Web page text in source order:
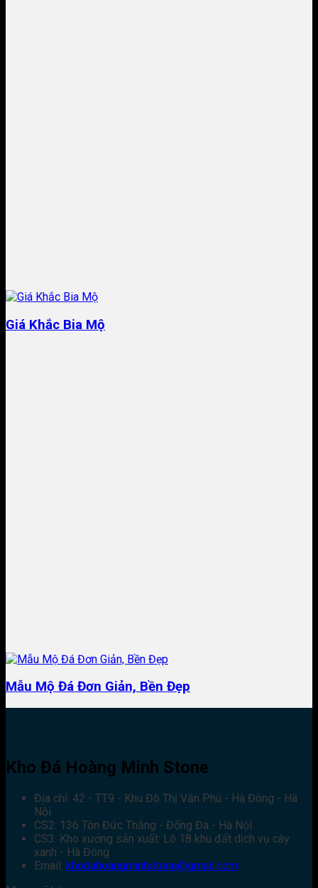
Giá Khắc Bia Mộ
Mẫu Mộ Đá Đơn Giản, Bền Đẹp
Kho Đá Hoàng Minh Stone
Địa chỉ: 42 - TT9 - Khu Đô Thị Văn Phú - Hà Đông - Hà
Nội
CS2: 136 Tôn Đức Thắng - Đống Đa - Hà Nội
CS3: Kho xưởng sản xuất: Lô 18 khu đất dịch vụ cây
xanh - Hà Đông
Email: khodahoangminhstone@gmail.com